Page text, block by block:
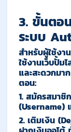
3. ขั้นตอ
ระบบ
สำหรับผู้ใช้งา
ใช้งานเว็บปั้ม
และสะดวกม
ตอน:
1. สมัครสมาชิ
(Username)
2. เติมเงิน